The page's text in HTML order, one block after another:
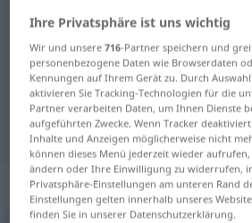
Deutsch-Dänisch Wörterbuch
Deutsch-Dänisch
"unhöflich"
"unhöflich" Dänisch
„unhöflich“
Ihre Privatsphäre ist uns wichtig
Wir und unsere716-Partner speichern und
personenbezogene Daten wie Browserdaten
Kennungen auf Ihrem Gerät zu. Durch
aktivieren Sie Tracking-Technologien für die
Partner verarbeiten Daten, um Ihnen Dienste
aufgeführten Zwecke. Wenn Tracker
Inhalte und Anzeigen möglicherweise nicht
können dieses Menü jederzeit wieder
ändern oder Ihre Einwilligung zu widerrufen,
Privatsphäre-Einstellungen am unteren Rand
Einstellungen gelten innerhalb unseres
finden Sie in unserer Datenschutzerklärung.